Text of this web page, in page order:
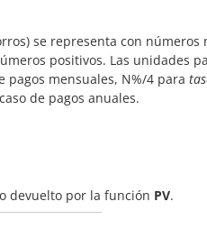
se representa con
positivos. Las unidades
pagos mensuales, N%/4 para
de pagos anuales.
devuelto por la función PV.